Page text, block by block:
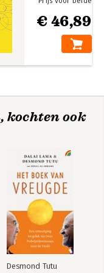
€ 46,89
kochten ook
Desmond Tutu